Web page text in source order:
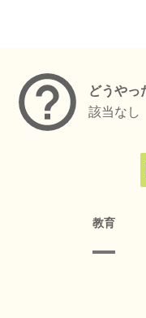
どうやっ
該当なし
教育